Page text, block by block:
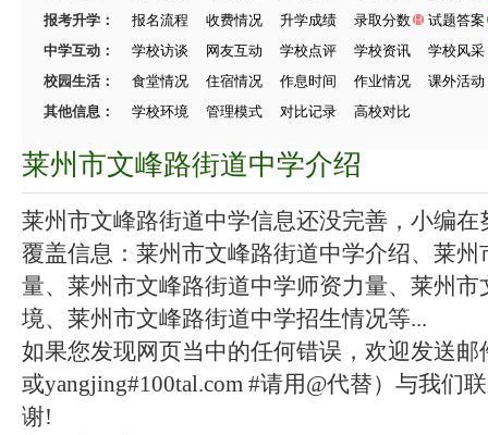
报考升学：
报名流程 收费情况 升学成绩 录取分数
试题答案
中学互动：
学校访谈 网友互动 学校点评 学校资讯
学校风采
校园生活：
食堂情况 住宿情况 作息时间 作业情况
课外活动
其他信息：
学校环境 管理模式 对比记录 高校对比
莱州市文峰路街道中学介绍
莱州市文峰路街道中学信息还没完善，小编在
覆盖信息：莱州市文峰路街道中学介绍、莱
量、莱州市文峰路街道中学师资力量、莱州
境、莱州市文峰路街道中学招生情况等...
如果您发现网页当中的任何错误，欢迎发送邮
或yangjing#100tal.com #请用@代替）与我们
谢!